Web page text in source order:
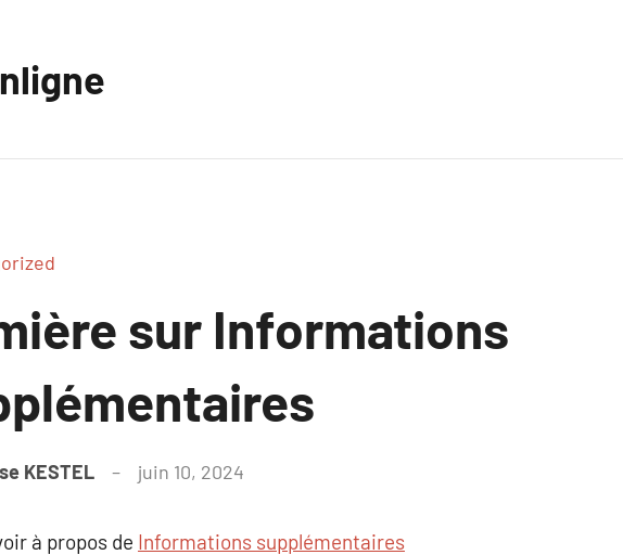
sur Informations
KESTEL juin 10, 2024
à propos de Informations supplémentaires